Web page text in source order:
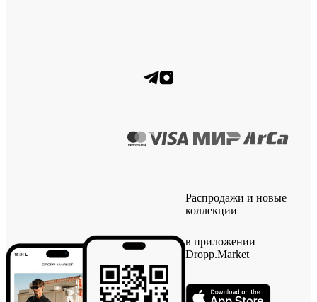
Распродажи и новые
коллекции
в приложении
Dropp.Market